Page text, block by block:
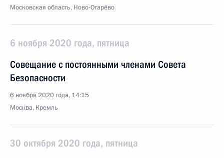
Московская область, Ново-Огарёво
6 ноября 2020 года, пятница
Совещание с постоянными членами Совета
Безопасности
6 ноября 2020 года, 14:15
Москва, Кремль
30 октября 2020 года, пятница